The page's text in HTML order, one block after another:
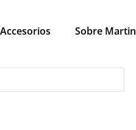
Accesorios Sobre Martin